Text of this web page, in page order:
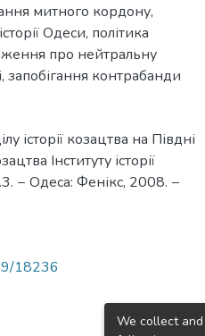
митного кордону,
Одеси, політика
про нейтральну
, запобігання контрабанди
історії козацтва на Півдні
Інституту історії
− Одеса: Фенікс, 2008. −
18236
We collect